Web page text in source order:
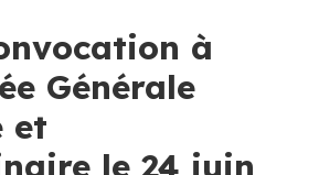
à
Générale
et
le 24 juin